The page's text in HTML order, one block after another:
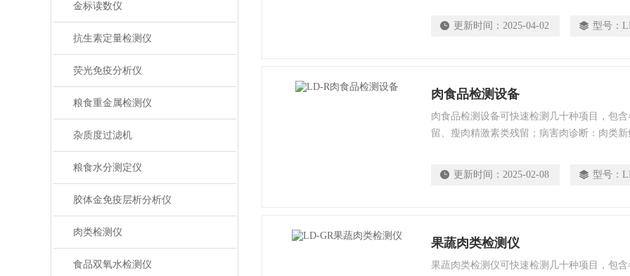
金标读数仪
抗生素定量检测仪
荧光免疫分析仪
粮食重金属检测仪
杂质度过滤机
粮食水分测定仪
胶体金免疫层析分析仪
肉类检测仪
食品双氧水检测仪
定量检测。 该多功能肉类检测仪为集成化
更新时间： 2025-04-02 型号：
肉食品检测设备
肉食品检测设备可快速检测几十种项目，包
留、瘦肉精激素类残留；病害肉诊断：肉类
化肉品安全快速检测分析设备，广泛应用于
更新时间： 2025-02-08 型号：
果蔬肉类检测仪
果蔬肉类检测仪可快速检测几十种项目，包